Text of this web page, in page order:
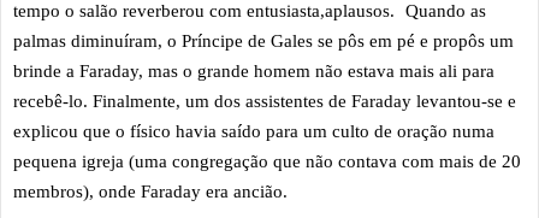
tempo o salão reverberou com entusiasta,aplausos. Quando as
palmas diminuíram, o Príncipe de Gales se pôs em pé e propôs um
brinde a Faraday, mas o grande homem não estava mais ali para
recebê-lo. Finalmente, um dos assistentes de Faraday levantou-se e
explicou que o físico havia saído para um culto de oração numa
pequena igreja (uma congregação que não contava com mais de 20
membros), onde Faraday era ancião.